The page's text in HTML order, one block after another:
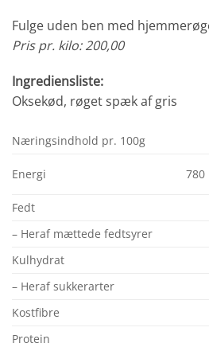
Fulge uden ben med
Pris pr. kilo: 200,00
Ingrediensliste:
Oksekød, røget spæk af gris
Næringsindhold pr. 100g
Energi 780
Fedt
– Heraf mættede fedtsyrer
Kulhydrat
– Heraf sukkerarter
Kostfibre
Protein